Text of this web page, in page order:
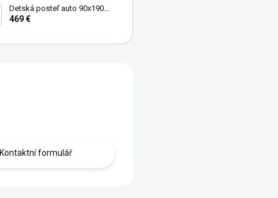
Detská posteľ auto 90x190
cm Coupe Friend červená
469 €
Kontaktní formulář